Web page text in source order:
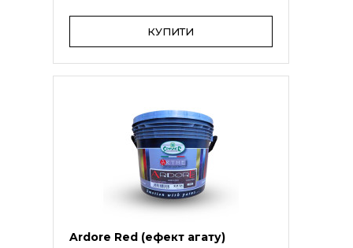
КУПИТИ
Ardore Red (ефект агату)